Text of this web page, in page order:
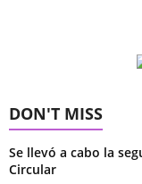
DON'T MISS
Se llevó a cabo la
Circular